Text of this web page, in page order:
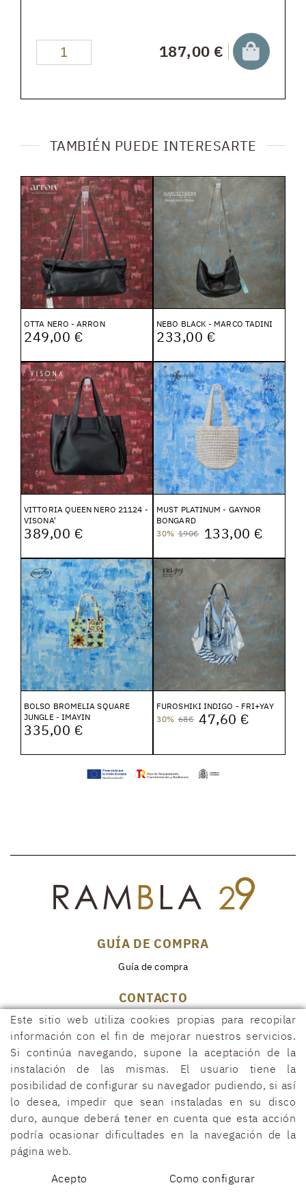
187,00 €
TAMBIÉN PUEDE INTERESARTE
OTTA NERO - ARRON
249,00 €
NEBO BLACK - MARCO TADINI
233,00 €
VITTORIA QUEEN NERO 21124 -
VISONA'
389,00 €
MUST PLATINUM - GAYNOR
BONGARD
30% 190€ 133,00 €
BOLSO BROMELIA SQUARE
JUNGLE - IMAYIN
335,00 €
FUROSHIKI INDIGO - FRI+YAY
30% 68€ 47,60 €
GUÍA DE COMPRA
Guía de compra
CONTACTO
Rambla, 29
17600 FIGUERES (Girona)
972 50 00 07
690 91 26 40
rambla29@rambla29.com
DECLARACIÓN DE ACCESIBILIDAD
Este sitio web utiliza cookies propias para recopilar
información con el fin de mejorar nuestros servicios.
Si continúa navegando, supone la aceptación de la
instalación de las mismas. El usuario tiene la
posibilidad de configurar su navegador pudiendo, si así
lo desea, impedir que sean instaladas en su disco
duro, aunque deberá tener en cuenta que esta acción
podría ocasionar dificultades en la navegación de la
página web.
Acepto
Como configurar